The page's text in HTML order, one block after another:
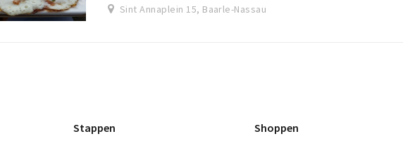
Sint Annaplein 15, Baarle-Nassau
Stappen Shoppen